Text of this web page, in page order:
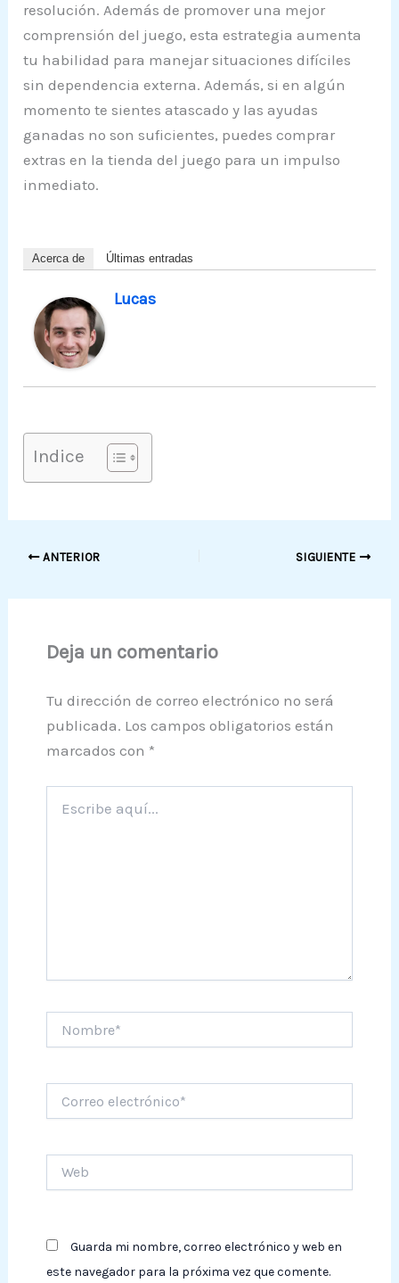
resolución. Además de promover una mejor
comprensión del juego, esta estrategia aumenta
tu habilidad para manejar situaciones difíciles
sin dependencia externa. Además, si en algún
momento te sientes atascado y las ayudas
ganadas no son suficientes, puedes comprar
extras en la tienda del juego para un impulso
inmediato.
Acerca de Últimas entradas
Lucas
Indice
ANTERIOR SIGUIENTE
Deja un comentario
Tu dirección de correo electrónico no será
publicada. Los campos obligatorios están
marcados con *
aquí...
electrónico*
Guarda mi nombre, correo electrónico y web en
este navegador para la próxima vez que comente.